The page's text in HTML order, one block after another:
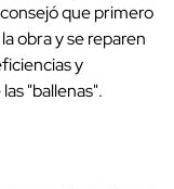
que primero
obra y se reparen
y
"ballenas".